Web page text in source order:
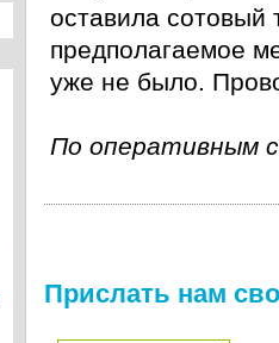
оставила
предполагаемое
уже не было.
По оперативным
Прислать нам